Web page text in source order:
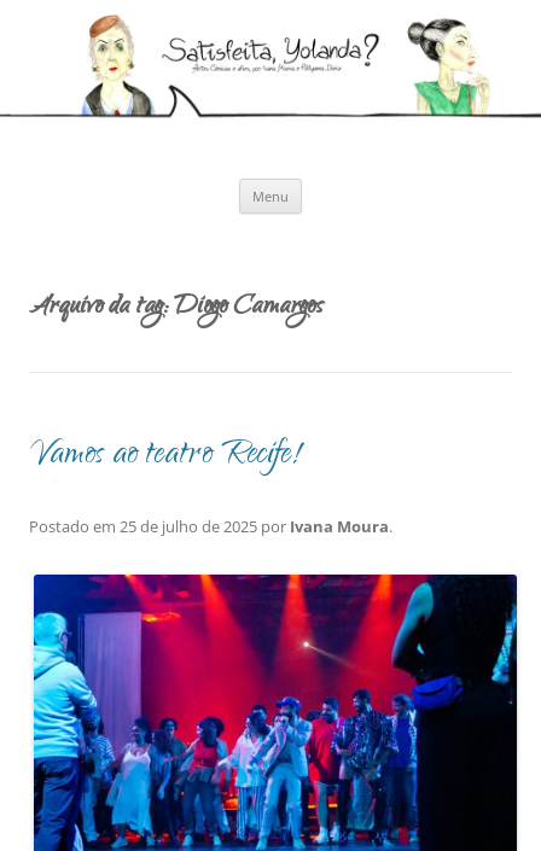
Menu
Arquivo da tag:Diogo Camargos
Vamos ao teatro Recife!
Postado em 25 de julho de 2025 por Ivana Moura.